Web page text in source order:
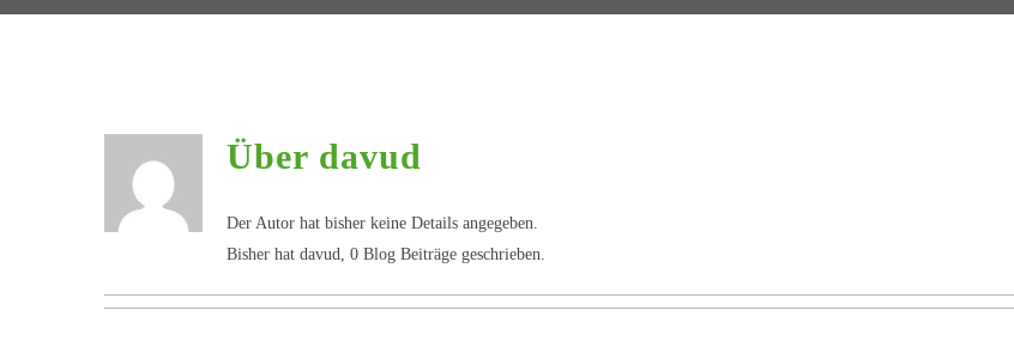
Über davud
Der Autor hat bisher keine Details angegeben.
Bisher hat davud, 0 Blog Beiträge geschrieben.